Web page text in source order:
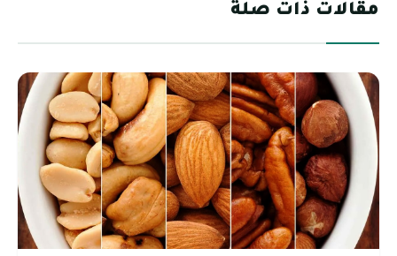
مقالات ذات صلة